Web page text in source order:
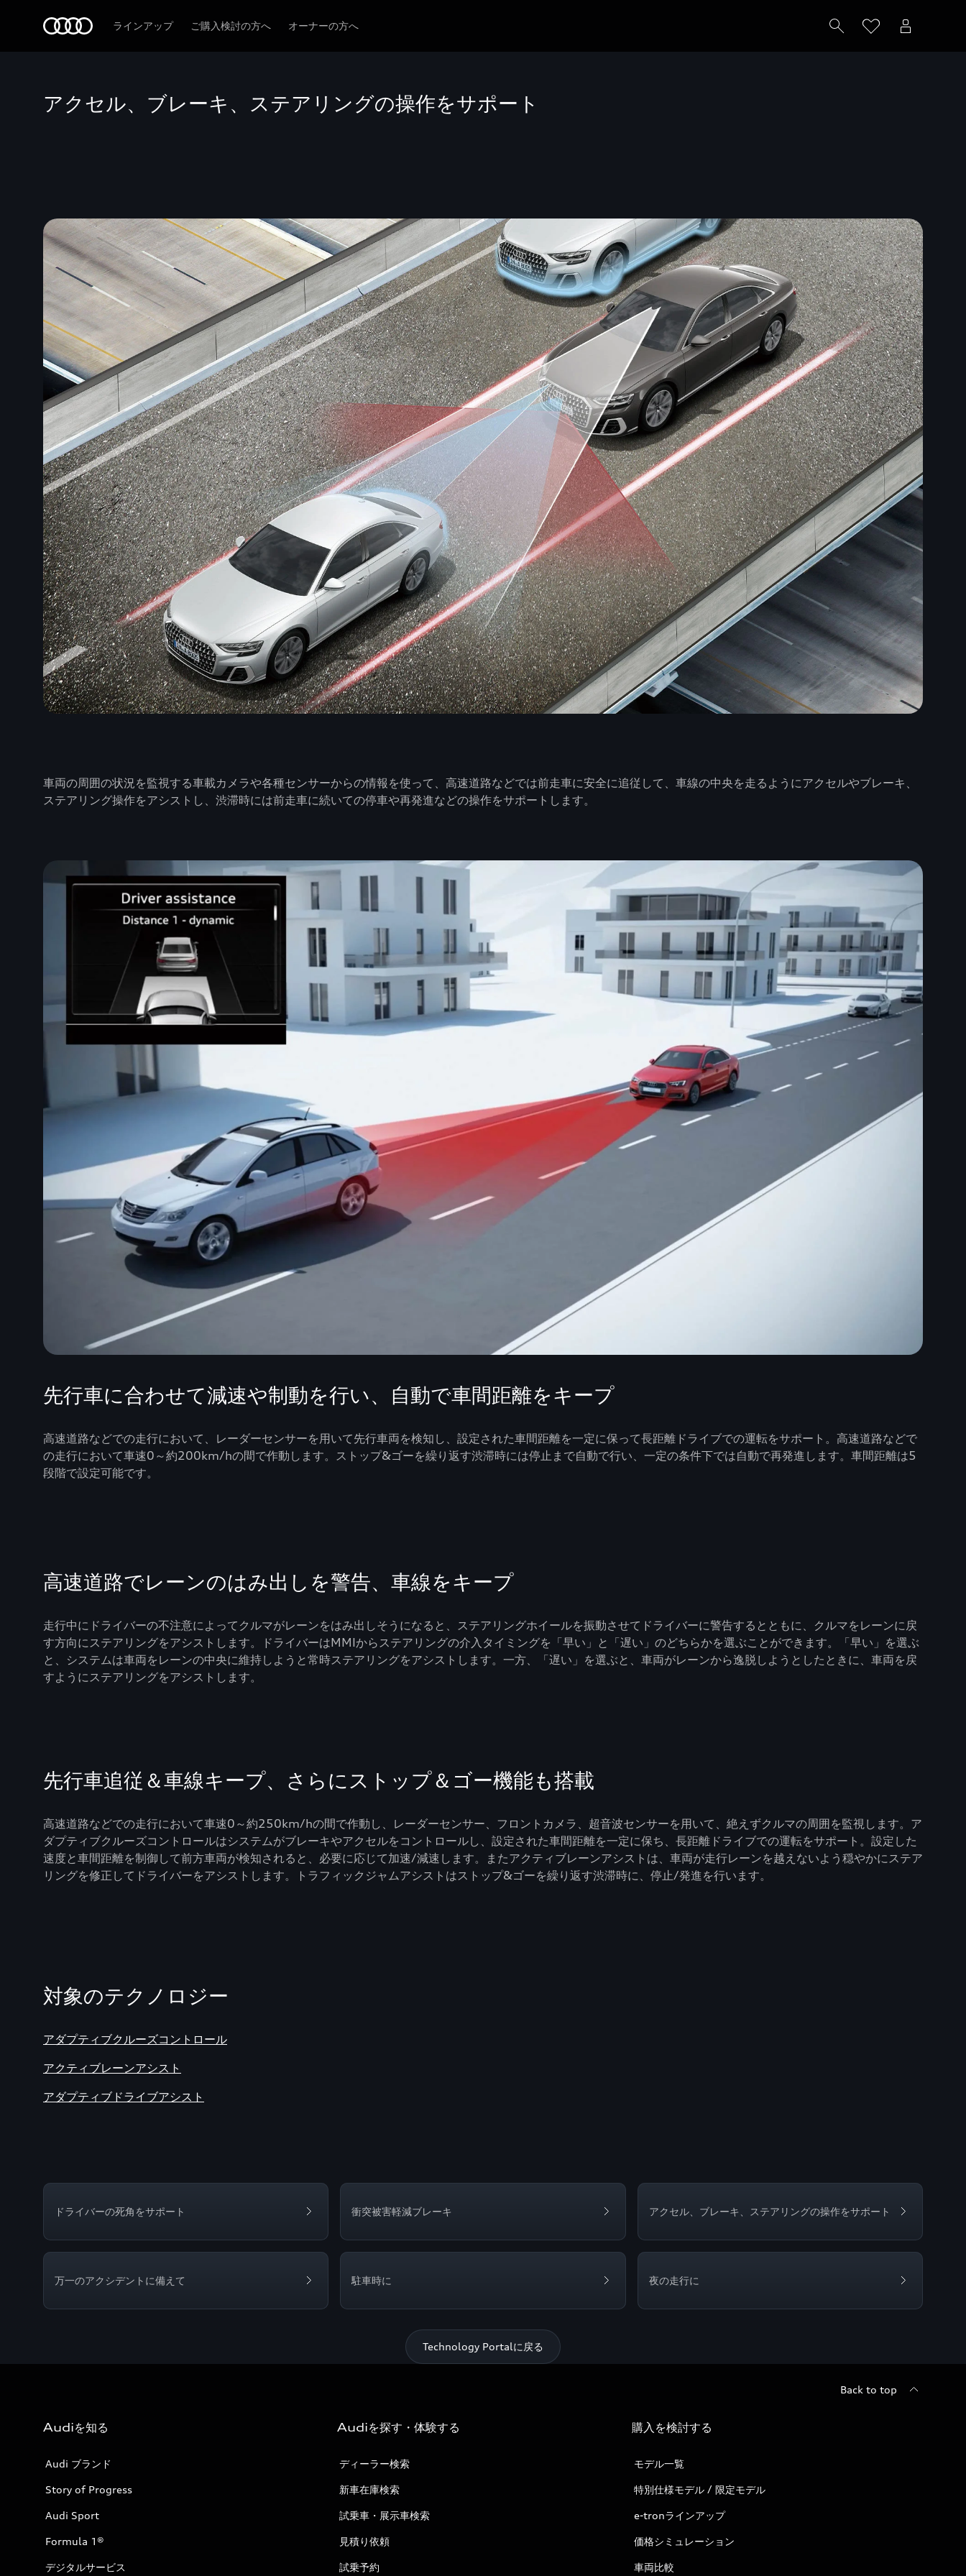
ラインアップ ご購入検討の方へ オーナーの方へ
アクセル、ブレーキ、ステアリングの操作をサポート
車両の周囲の状況を監視する車載カメラや各種センサーからの情報を使って、高速道路などでは前走車に安全に追従して、車線の中央を走るようにアクセルやブレーキ、
ステアリング操作をアシストし、渋滞時には前走車に続いての停車や再発進などの操作をサポートします。
先行車に合わせて減速や制動を行い、自動で車間距離をキープ
高速道路などでの走行において、レーダーセンサーを用いて先行車両を検知し、設定された車間距離を一定に保って長距離ドライブでの運転をサポート。高速道路などで
の走行において車速0～約200km/hの間で作動します。ストップ&ゴーを繰り返す渋滞時には停止まで自動で行い、一定の条件下では自動で再発進します。車間距離は5
段階で設定可能です。
高速道路でレーンのはみ出しを警告、車線をキープ
走行中にドライバーの不注意によってクルマがレーンをはみ出しそうになると、ステアリングホイールを振動させてドライバーに警告するとともに、クルマをレーンに戻
す方向にステアリングをアシストします。ドライバーはMMIからステアリングの介入タイミングを「早い」と「遅い」のどちらかを選ぶことができます。「早い」を選ぶ
と、システムは車両をレーンの中央に維持しようと常時ステアリングをアシストします。一方、「遅い」を選ぶと、車両がレーンから逸脱しようとしたときに、車両を戻
すようにステアリングをアシストします。
先行車追従＆車線キープ、さらにストップ＆ゴー機能も搭載
高速道路などでの走行において車速0～約250km/hの間で作動し、レーダーセンサー、フロントカメラ、超音波センサーを用いて、絶えずクルマの周囲を監視します。ア
ダプティブクルーズコントロールはシステムがブレーキやアクセルをコントロールし、設定された車間距離を一定に保ち、長距離ドライブでの運転をサポート。設定した
速度と車間距離を制御して前方車両が検知されると、必要に応じて加速/減速します。またアクティブレーンアシストは、車両が走行レーンを越えないよう穏やかにステア
リングを修正してドライバーをアシストします。トラフィックジャムアシストはストップ&ゴーを繰り返す渋滞時に、停止/発進を行います。
対象のテクノロジー
アダプティブクルーズコントロール
アクティブレーンアシスト
アダプティブドライブアシスト
ドライバーの死角をサポート 衝突被害軽減ブレーキ アクセル、ブレーキ、ステアリングの操作をサポート
万一のアクシデントに備えて 駐車時に 夜の走行に
Technology Portalに戻る
Back to top
Audiを知る
Audi ブランド
Story of Progress
Audi Sport
Formula 1®
デジタルサービス
Audiを探す・体験する
ディーラー検索
新車在庫検索
試乗車・展示車検索
見積り依頼
試乗予約
購入を検討する
モデル一覧
特別仕様モデル / 限定モデル
e-tronラインアップ
価格シミュレーション
車両比較